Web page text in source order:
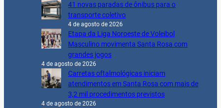
41 novas paradas de ônibus para o
transporte coletivo
4 de agosto de 2026
Etapa da Liga Noroeste de Voleibol
Masculino movimenta Santa Rosa com
grandes jogos
4 de agosto de 2026
Carretas oftalmológicas iniciam
atendimentos em Santa Rosa com mais de
3,2 mil procedimentos previstos
4 de agosto de 2026